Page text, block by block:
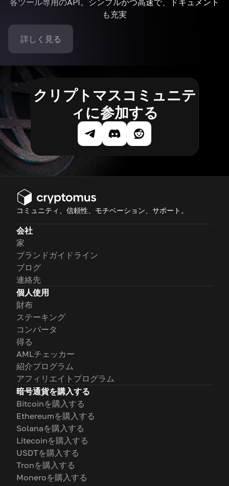
各ツール専用のAPI。シンプルかつ高速で、ドキュメント
も充実
詳しく見る
クリプトマスコミュニテ
ィに参加する
コミュニティ、信頼性、モチベーション、サポート。
会社
家
ブランドガイドライン
ブログ
連絡先
個人使用
財布
ステーキング
コンバータ
得る
AMLチェッカー
紹介プログラム
アフィリエイトプログラム
暗号通貨を購入する
Bitcoinを購入する
Ethereumを購入する
Solanaを購入する
Litecoinを購入する
USDTを購入する
Tronを購入する
Moneroを購入する